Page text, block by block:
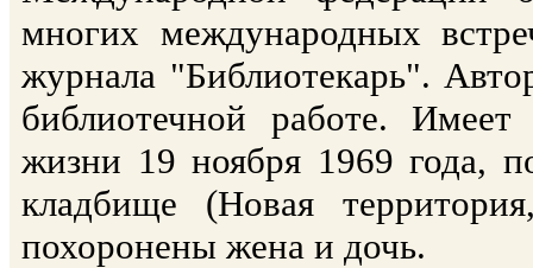
многих международных
журнала "Библиотекарь".
библиотечной работе.
жизни 19 ноября 1969 года,
кладбище (Новая
похоронены жена и дочь.